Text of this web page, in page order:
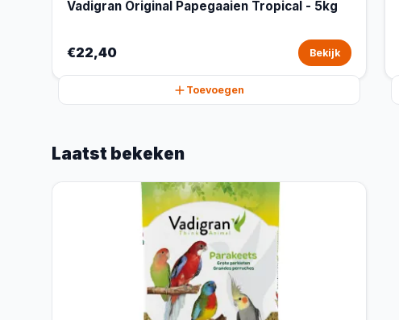
Vadigran Original Papegaaien Tropical - 5kg
€22,40 Bekijk
Toevoegen
Laatst bekeken